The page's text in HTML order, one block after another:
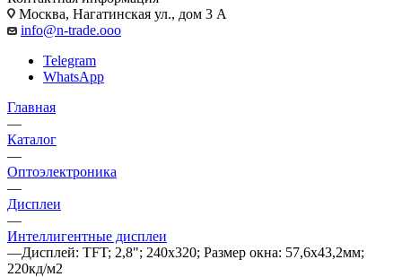
Москва, Нагатинская ул., дом 3 А
info@n-trade.ooo
Telegram
WhatsApp
Главная
—
Каталог
—
Oптоэлектроника
—
Дисплеи
—
Интеллигентные дисплеи
—Дисплей: TFT; 2,8"; 240x320; Размер окна: 57,6x43,2мм;
220кд/м2